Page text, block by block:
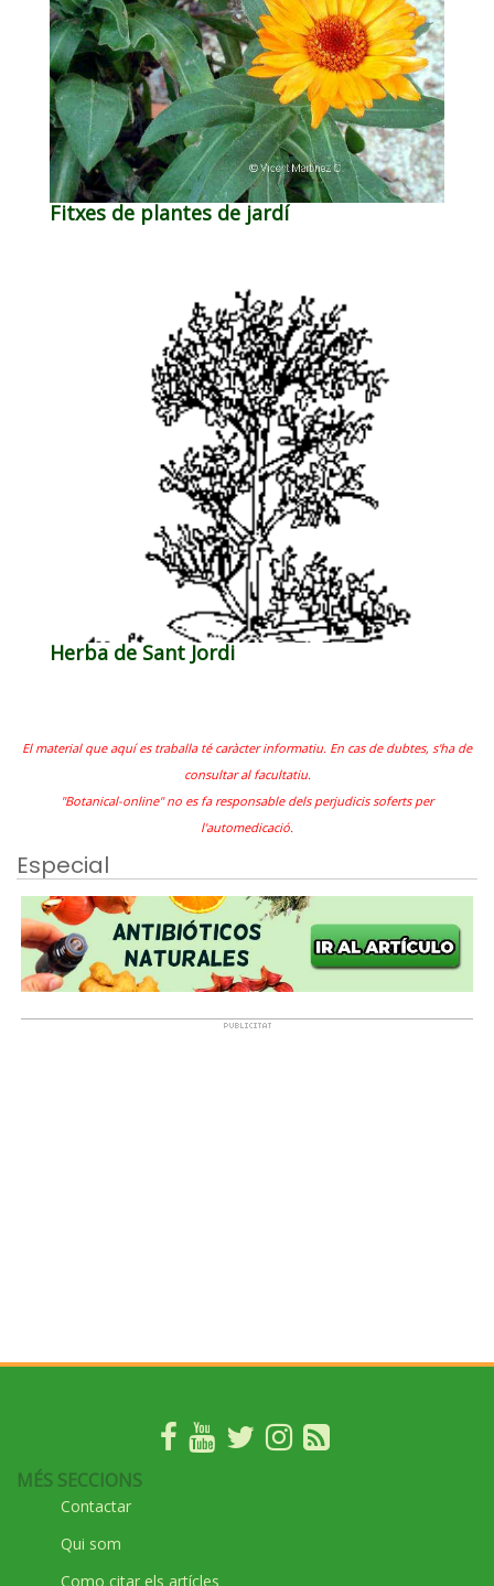
Fitxes de plantes de jardí
Herba de Sant Jordi
El material que aquí es traballa té caràcter informatiu. En cas de dubtes, s'ha de
consultar al facultatiu.
"Botanical-online" no es fa responsable dels perjudicis soferts per
l'automedicació.
Especial
MÉS SECCIONS
Contactar
Qui som
Como citar els artícles